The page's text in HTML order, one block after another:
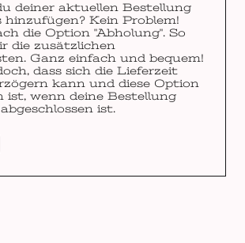
deiner aktuellen Bestellung
hinzufügen? Kein Problem!
die Option "Abholung". So
die zusätzlichen
Ganz einfach und bequem!
dass sich die Lieferzeit
kann und diese Option
ist, wenn deine Bestellung
ist.